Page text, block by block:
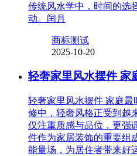
传统风水学中，时间的选
动。闰月
商标测试
2025-10-20
轻奢家里风水摆件 家
轻奢家里风水摆件 家庭
修中，轻奢风格正受到越
仅注重质感与品位，更强
件作为家居装饰的重要组
能量场，为居住者带来好